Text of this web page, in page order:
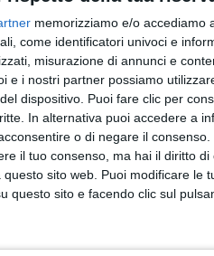
memorizziamo e/o accediamo
come identificatori univoci e
misurazione di annunci e
e i nostri partner possiamo
dispositivo. Puoi fare clic per
In alternativa puoi accedere a
o di negare il consenso.
il tuo consenso, ma hai il diritto
sito web. Puoi modificare le
questo sito e facendo clic sul
chiunque sceglieva il
ringrazio di cuore
estive caldissime che di fatto
cuore e di mente di fronte alla
per tutte le guerre che stanno
Moscone, Arcivescovo di
alla fame come arma di